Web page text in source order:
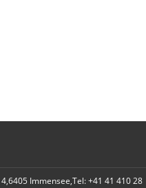
Immensee,Tel: +41 41 410 28